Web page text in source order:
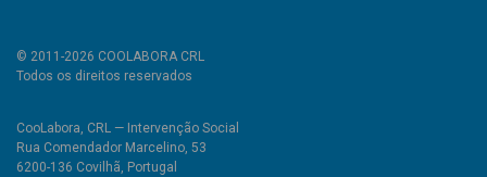
© 2011-2026 COOLABORA CRL
Todos os direitos reservados
CooLabora, CRL — Intervenção Social
Rua Comendador Marcelino, 53
6200-136 Covilhã, Portugal